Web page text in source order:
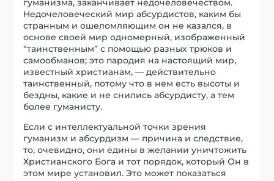
гуманизма, заканчивает недочеловечеством.
Недочеловеческий мир абсурдистов, каким бы
странным и ошеломляющим он не казался, в
основе своей мир одномерный, изображенный
“таинственным” с помощью разных трюков и
самообманов; это пародия на настоящий мир,
известный христианам, — действительно
таинственный, потому что в нем есть высоты и
бездны, какие и не снились абсурдисту, а тем
более гуманисту.
Если с интеллектуальной точки зрения
гуманизм и абсурдизм — причина и следствие,
то, очевидно, они едины в желании уничтожить
Христианского Бога и тот порядок, который Он в
этом мире установил. Это может показаться